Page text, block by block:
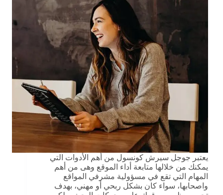
يعتبر جوجل سيرش كونسول من أهم الأدوات التي
يمكنك من خلالها متابعة أداء الموقع وهى من أهم
المهام التي تقع في مسؤولية مشرفي المواقع
واصحابها، سواء كان بشكل ربحي أو مهني، بهدف